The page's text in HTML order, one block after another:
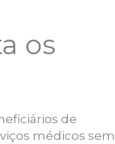
os
de
médicos sem